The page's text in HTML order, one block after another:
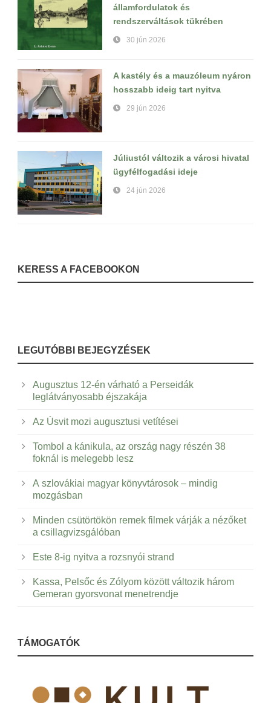
államfordulatok és
rendszerváltások tükrében
30 jún 2026
A kastély és a mauzóleum nyáron
hosszabb ideig tart nyitva
29 jún 2026
Júliustól változik a városi hivatal
ügyfélfogadási ideje
24 jún 2026
KERESS A FACEBOOKON
LEGUTÓBBI BEJEGYZÉSEK
Augusztus 12-én várható a Perseidák
leglátványosabb éjszakája
Az Úsvit mozi augusztusi vetítései
Tombol a kánikula, az ország nagy részén 38
foknál is melegebb lesz
A szlovákiai magyar könyvtárosok – mindig
mozgásban
Minden csütörtökön remek filmek várják a nézőket
a csillagvizsgálóban
Este 8-ig nyitva a rozsnyói strand
Kassa, Pelsőc és Zólyom között változik három
Gemeran gyorsvonat menetrendje
TÁMOGATÓK